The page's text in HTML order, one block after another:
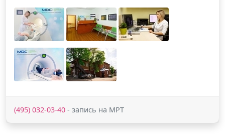
(495) 032-03-40 - запись на МРТ